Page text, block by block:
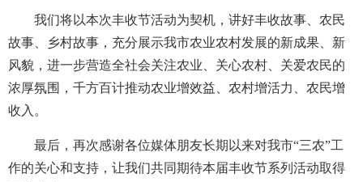
我们将以本次丰收节活动为契机，讲好丰收故事、农民
故事、乡村故事，充分展示我市农业农村发展的新成果、新
风貌，进一步营造全社会关注农业、关心农村、关爱农民的
浓厚氛围，千方百计推动农业增效益、农村增活力、农民增
收入。
最后，再次感谢各位媒体朋友长期以来对我市“三农”工
作的关心和支持，让我们共同期待本届丰收节系列活动取得